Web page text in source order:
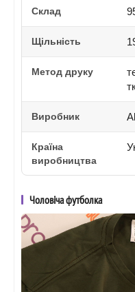
Склад
Щільність
Метод друку
Виробник
Країна
виробництва
Чоловіча футболка